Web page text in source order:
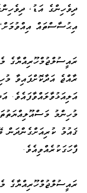
ދިވެހިންގެ އަޑު،
އިޙުސާސްތައް
ރައީސުލްޖުމްހޫރިއްޔާގެ
ރާއްޖެ އަދާކޮށްފައިވާ
އަލިއަޅުވާލައްވާފައެވެ.
މުހިންމު
ޤައުމު ކުރިއަށްގެންދަން
ފާހަގަކުރެއްވިއެވެ.
ރައީސުލްޖުމްހޫރިއްޔާގެ